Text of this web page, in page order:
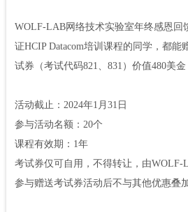
WOLF-LAB网络技术实验室年终感恩回
证HCIP Datacom培训课程的同学，都能
试券（考试代码821、831）价值480美金
活动截止：2024年1月31日
参与活动名额：20个
课程有效期：1年
考试券仅可自用，不得转让，由WOLF-
参与赠送考试券活动后不与其他优惠叠